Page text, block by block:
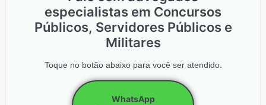
especialistas em Concursos
Públicos, Servidores Públicos e
Militares
Toque no botão abaixo para você ser atendido.
WhatsApp